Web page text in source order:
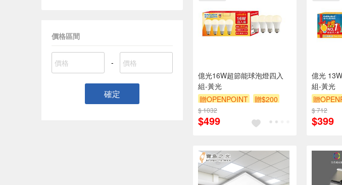
價格區間
-
確定
億光16W超節能球泡燈四入
組-黃光
贈OPENPOINT
贈$200
$ 1032
$499
億光
組-黃光
贈
$ 712
$399